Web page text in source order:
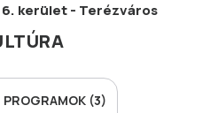
6. kerület - Terézváros
PROGRAMOK (3)